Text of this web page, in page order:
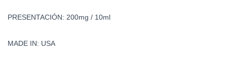
PRESENTACIÓN: 200mg / 10ml
MADE IN: USA